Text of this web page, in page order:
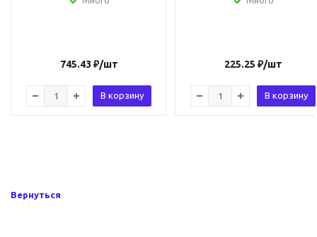
745.43 ₽/шт
В корзину
225.25 ₽/шт
В корзину
Вернуться